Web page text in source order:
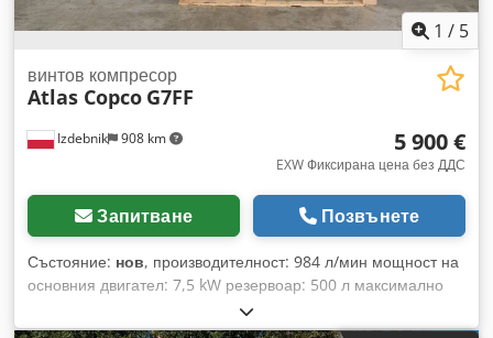
1 / 5
Izdebnik 908 km
винтов компресор
Atlas Copco G7FF
5 900 €
EXW Фиксирана цена без ДДС
Запитване Позвънете
Състояние: нов, производителност: 984 л/мин мощност на
основния двигател: 7,5 kW резервоар: 500 л максимално
работно налягане: 10,0 атм вграден въздушен охладител
електронно управление на работните параметри на